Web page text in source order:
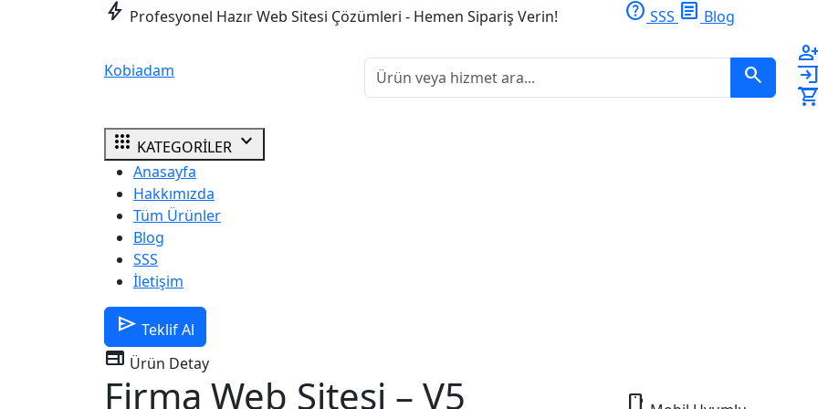
bolt Profesyonel Hazır Web Sitesi Çözümleri - Hemen Sipariş Verin! help SSS article Blog
Kobiadam search
person_add
apps KATEGORİLER expand_more
Anasayfa
Hakkımızda
Tüm Ürünler
Blog
SSS
İletişim
send Teklif Al
web Ürün Detay
Firma Web Sitesi – V5